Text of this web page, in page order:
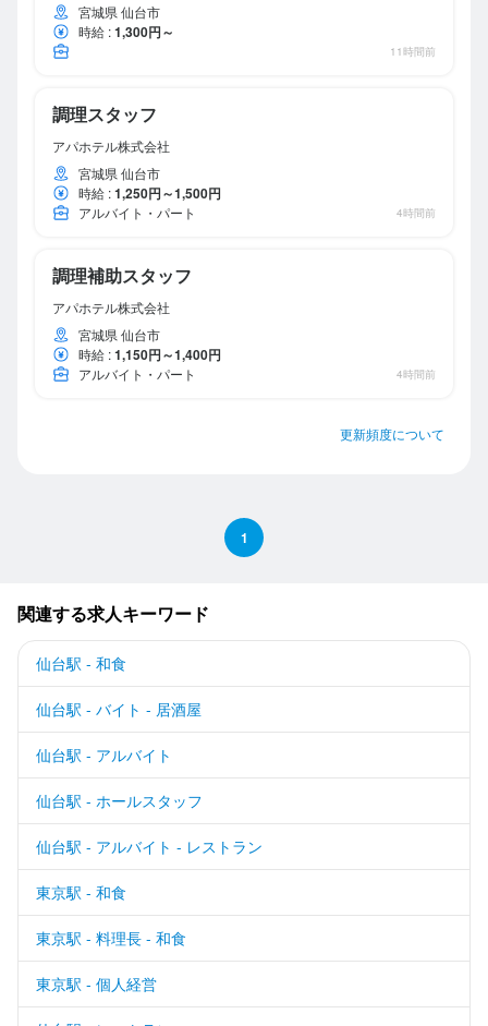
宮城県 仙台市
時給 :1,300円～
11時間前
調理スタッフ
アパホテル株式会社
宮城県 仙台市
時給 :1,250円～1,500円
アルバイト・パート 4時間前
調理補助スタッフ
アパホテル株式会社
宮城県 仙台市
時給 :1,150円～1,400円
アルバイト・パート 4時間前
更新頻度について
1
関連する求人キーワード
仙台駅 - 和食
仙台駅 - バイト - 居酒屋
仙台駅 - アルバイト
仙台駅 - ホールスタッフ
仙台駅 - アルバイト - レストラン
東京駅 - 和食
東京駅 - 料理長 - 和食
東京駅 - 個人経営